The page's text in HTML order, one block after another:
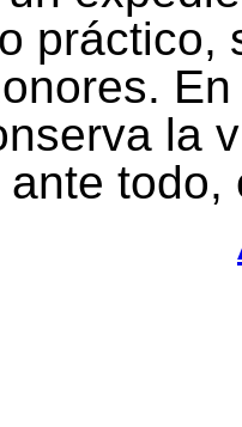
práctico,
la
todo,